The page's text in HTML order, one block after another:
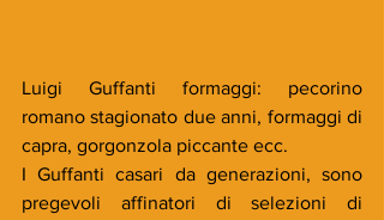
Luigi Guffanti formaggi: pecorino
romano stagionato due anni, formaggi di
capra, gorgonzola piccante ecc.
I Guffanti casari da generazioni, sono
pregevoli affinatori di selezioni di